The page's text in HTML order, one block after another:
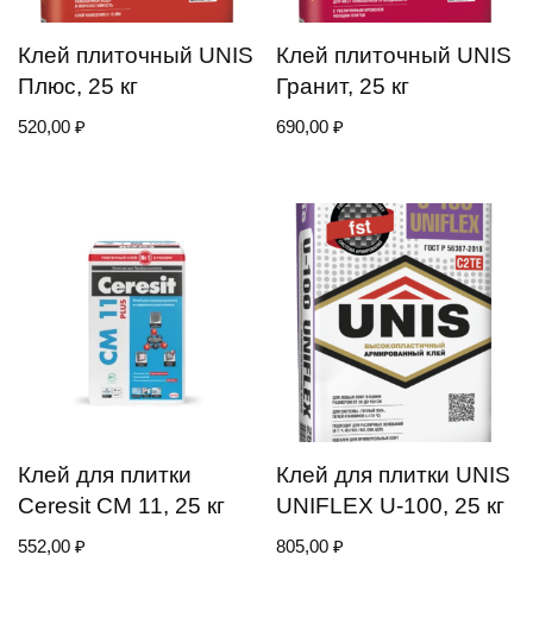
Клей плиточный UNIS
Плюс, 25 кг
520,00 ₽
Клей плиточный UNIS
Гранит, 25 кг
690,00₽
Клей для плитки
Сeresit СМ 11, 25 кг
552,00 ₽
Клей для плитки UNIS
UNIFLEX U-100, 25 кг
805,00₽